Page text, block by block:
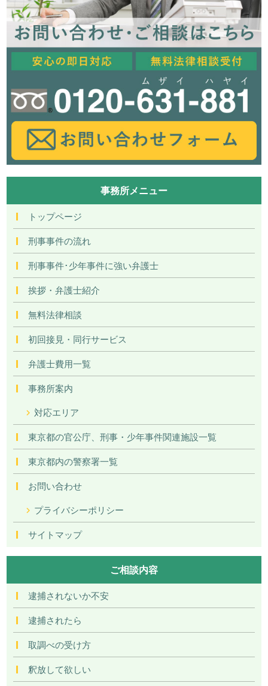
事務所メニュー
トップページ
刑事事件の流れ
刑事事件･少年事件に強い弁護士
挨拶・弁護士紹介
無料法律相談
初回接見・同行サービス
弁護士費用一覧
事務所案内
対応エリア
東京都の官公庁、刑事・少年事件関連施設一覧
東京都内の警察署一覧
お問い合わせ
プライバシーポリシー
サイトマップ
ご相談内容
逮捕されないか不安
逮捕されたら
取調べの受け方
釈放して欲しい